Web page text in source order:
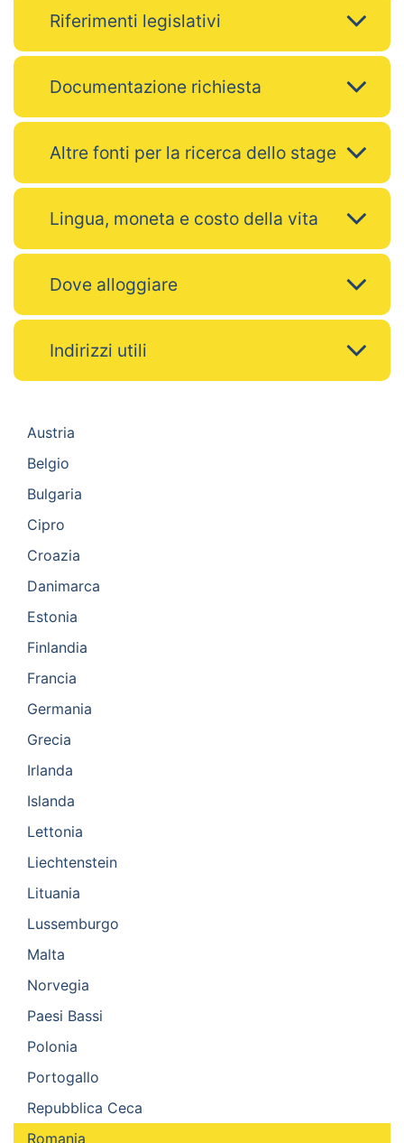
Austria
Belgio
Bulgaria
Cipro
Croazia
Danimarca
Estonia
Finlandia
Francia
Germania
Grecia
Irlanda
Islanda
Lettonia
Liechtenstein
Lituania
Lussemburgo
Malta
Norvegia
Paesi Bassi
Polonia
Portogallo
Repubblica Ceca
Romania
Riferimenti legislativi
Documentazione richiesta
Altre fonti per la ricerca dello stage
Lingua, moneta e costo della vita
Dove alloggiare
Indirizzi utili